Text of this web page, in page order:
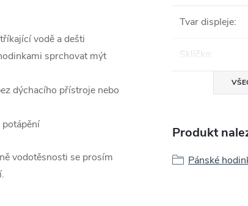
vodě a dešti
sprchovat mýt
dýchacího přístroje nebo
vodotěsnosti se prosím
Tvar displeje:
Sklíčko:
Produkt
Pánské